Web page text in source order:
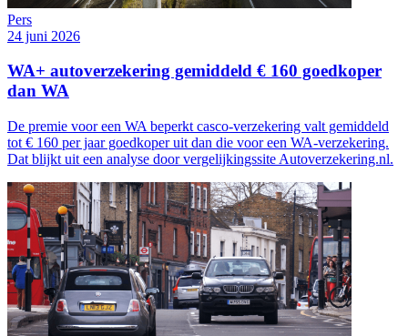
Pers
24 juni 2026
WA+ autoverzekering gemiddeld € 160 goedkoper
dan WA
De premie voor een WA beperkt casco-verzekering valt gemiddeld
tot € 160 per jaar goedkoper uit dan die voor een WA-verzekering.
Dat blijkt uit een analyse door vergelijkingssite Autoverzekering.nl.